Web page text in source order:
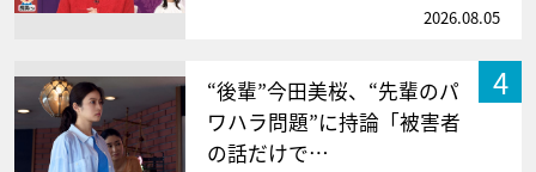
2026.08.05
4
“後輩”今田美桜、“先輩のパ
ワハラ問題”に持論「被害者
の話だけで…